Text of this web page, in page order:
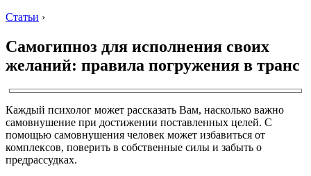
Статьи ›
Самогипноз для исполнения своих
желаний: правила погружения в транс
Каждый психолог может рассказать Вам, насколько важно
самовнушение при достижении поставленных целей. С
помощью самовнушения человек может избавиться от
комплексов, поверить в собственные силы и забыть о
предрассудках.